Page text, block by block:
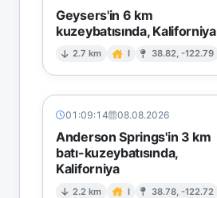
Geysers'in 6 km
kuzeybatısında, Kaliforniya
2.7 km I 38.82, -122.79
01:09:14 08.08.2026
Anderson Springs'in 3 km
batı-kuzeybatısında,
Kaliforniya
2.2 km I 38.78, -122.72